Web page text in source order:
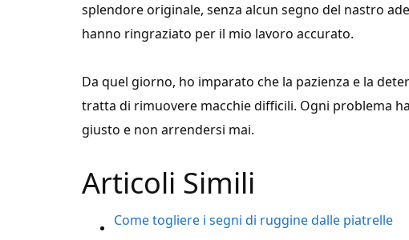
splendore originale, senza alcun segno del nastro
hanno ringraziato per il mio lavoro accurato.
Da quel giorno, ho imparato che la pazienza e la
tratta di rimuovere macchie difficili. Ogni problema
giusto e non arrendersi mai.
Articoli Simili
Come togliere i segni di ruggine dalle piatrelle